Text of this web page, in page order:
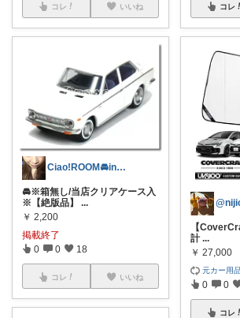
コレ いいね
Ciao!ROOM🚘in富山
🚘※箱無し/当店クリアケース入
※【絶版品】
...
￥ 2,200
掲載終了
0 0 18
コレ いいね
コレ
【
計 ...
￥ 27,000
元カー用
0 0
コレ